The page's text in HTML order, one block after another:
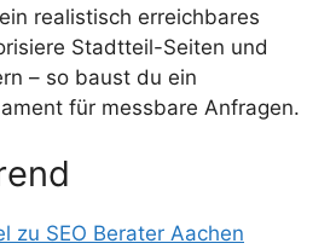
realistisch erreichbares
Stadtteil-Seiten und
– so baust du ein
für messbare Anfragen.
zu SEO Berater Aachen